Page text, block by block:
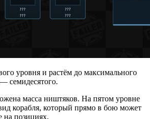
уровня и растём до максимального
семидесятого.
масса ништяков. На пятом уровне
корабля, который прямо в бою может
на позициях.